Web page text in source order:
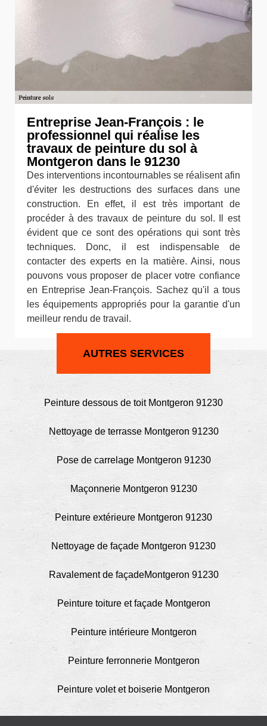
Entreprise Jean-François : le
professionnel qui réalise les
travaux de peinture du sol à
Montgeron dans le 91230
Des interventions incontournables se réalisent afin
d'éviter les destructions des surfaces dans une
construction. En effet, il est très important de
procéder à des travaux de peinture du sol. Il est
évident que ce sont des opérations qui sont très
techniques. Donc, il est indispensable de
contacter des experts en la matière. Ainsi, nous
pouvons vous proposer de placer votre confiance
en Entreprise Jean-François. Sachez qu'il a tous
les équipements appropriés pour la garantie d'un
meilleur rendu de travail.
AUTRES SERVICES
Peinture dessous de toit Montgeron 91230
Nettoyage de terrasse Montgeron 91230
Pose de carrelage Montgeron 91230
Maçonnerie Montgeron 91230
Peinture extérieure Montgeron 91230
Nettoyage de façade Montgeron 91230
Ravalement de façadeMontgeron 91230
Peinture toiture et façade Montgeron
Peinture intérieure Montgeron
Peinture ferronnerie Montgeron
Peinture volet et boiserie Montgeron